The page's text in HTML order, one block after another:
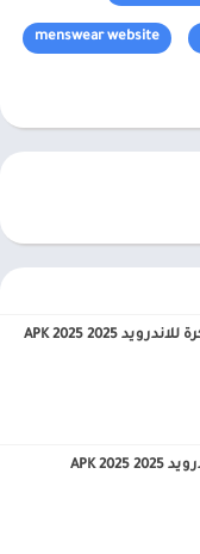
menswear website
تنزيل لعبه Farm Heroes Saga مهكرة للاندرويد APK 2025 2025
تنزيل لعبه Ludo King™ مهكرة للاندرويد APK 2025 2025